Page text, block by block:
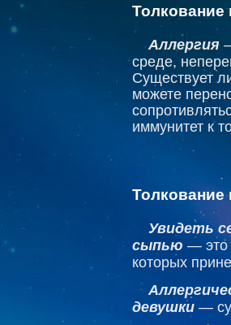
Толкование
Аллергия
среде,
Существует
можете
иммунитет к
Толкование
Увидеть
сыпью — это
которых
девушки —